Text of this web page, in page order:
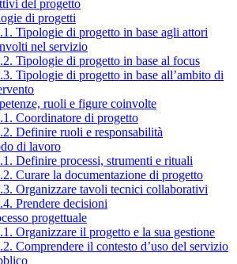
del progetto
di progetti
Tipologie di progetto in base agli attori
nel servizio
Tipologie di progetto in base al focus
Tipologie di progetto in base all’ambito di
ruoli e figure coinvolte
Coordinatore di progetto
Definire ruoli e responsabilità
di lavoro
Definire processi, strumenti e rituali
Curare la documentazione di progetto
Organizzare tavoli tecnici collaborativi
Prendere decisioni
progettuale
Organizzare il progetto e la sua gestione
Comprendere il contesto d’uso del servizio